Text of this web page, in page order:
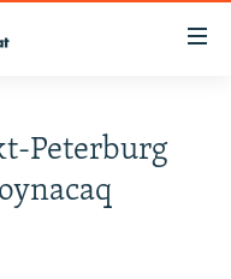
Peterburg